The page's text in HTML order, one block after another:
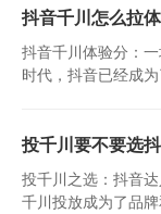
抖音千川怎么拉
抖音千川体验分：
时代，抖音已经成
投千川要不要选
投千川之选：抖音
千川投放成为了品